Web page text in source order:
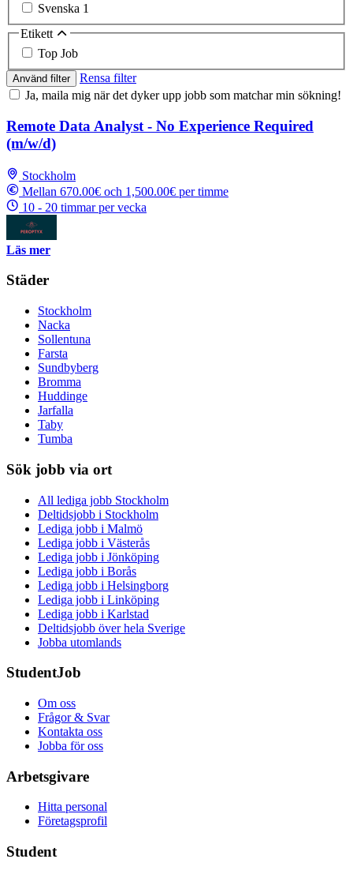
Svenska 1
Etikett
Top Job
Använd filter
Rensa filter
Ja, maila mig när det dyker upp jobb som matchar min sökning!
Remote Data Analyst - No Experience Required
(m/w/d)
Stockholm
Mellan 670.00€ och 1,500.00€ per timme
10 - 20 timmar per vecka
Läs mer
Städer
Stockholm
Nacka
Sollentuna
Farsta
Sundbyberg
Bromma
Huddinge
Jarfalla
Taby
Tumba
Sök jobb via ort
All lediga jobb Stockholm
Deltidsjobb i Stockholm
Lediga jobb i Malmö
Lediga jobb i Västerås
Lediga jobb i Jönköping
Lediga jobb i Borås
Lediga jobb i Helsingborg
Lediga jobb i Linköping
Lediga jobb i Karlstad
Deltidsjobb över hela Sverige
Jobba utomlands
StudentJob
Om oss
Frågor & Svar
Kontakta oss
Jobba för oss
Arbetsgivare
Hitta personal
Företagsprofil
Student